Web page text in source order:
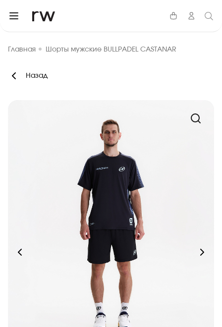
Главная Шорты мужские BULLPADEL CASTANAR
Назад